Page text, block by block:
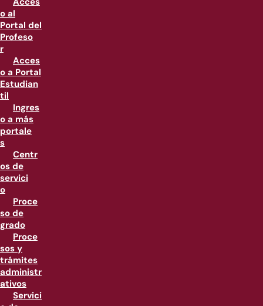
o al
Portal del
Profeso
r
Acces
o a Portal
Estudian
til
Ingres
o a más
portale
s
Centr
os de
servici
o
Proce
so de
grado
Proce
sos y
trámites
administr
ativos
Servici